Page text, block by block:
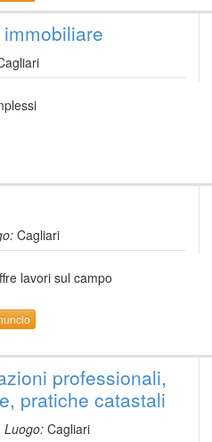
Cagliari
lavori sul campo
professionali,
pratiche catastali
Luogo: Cagliari